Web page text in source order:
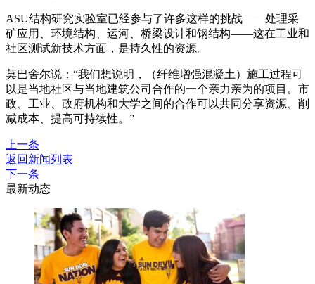
ASU结构研究实验室已经参与了许多这样的挑战——处理采
矿应用、环境结构、运河、桥梁设计和钢结构——这在工业和
社区测试新技术方面，是持久性的资源。
莫巴舍尔说：“我们想说明，（纤维增强混凝土）施工过程可
以是当地社区与当地建筑公司合作的一个亲力亲为的项目。市
政、工业、政府机构和大学之间的合作可以共同分享资源、削
减成本、提高可持续性。”
上一条
返回新闻列表
下一条
最新动态